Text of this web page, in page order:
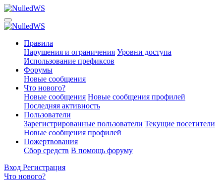
Правила
Нарушения и ограничения Уровни доступа
Использование префиксов
Форумы
Новые сообщения
Что нового?
Новые сообщения Новые сообщения профилей
Последняя активность
Пользователи
Зарегистрированные пользователи Текущие посетители
Новые сообщения профилей
Пожертвования
Сбор средств В помощь форуму
Вход Регистрация
Что нового?